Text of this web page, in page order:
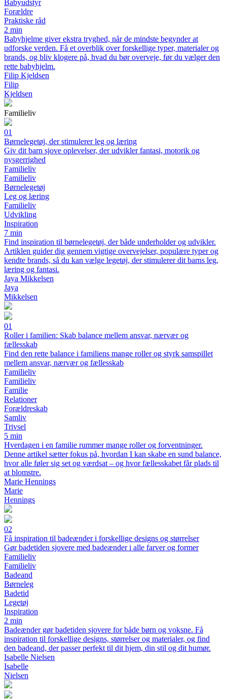
Babyudstyr
Forældre
Praktiske råd
2 min
Babyhjelme giver ekstra tryghed, når de mindste begynder at
udforske verden. Få et overblik over forskellige typer, materialer og
brands, og bliv klogere på, hvad du bør overveje, før du vælger den
rette babyhjelm.
Filip Kjeldsen
Filip
Kjeldsen
Familieliv
01
Børnelegetøj, der stimulerer leg og læring
Giv dit barn sjove oplevelser, der udvikler fantasi, motorik og
nysgerrighed
Familieliv
Familieliv
Børnelegetøj
Leg og læring
Familieliv
Udvikling
Inspiration
7 min
Find inspiration til børnelegetøj, der både underholder og udvikler.
Artiklen guider dig gennem vigtige overvejelser, populære typer og
kendte brands, så du kan vælge legetøj, der stimulerer dit barns leg,
læring og fantasi.
Jaya Mikkelsen
Jaya
Mikkelsen
01
Roller i familien: Skab balance mellem ansvar, nærvær og
fællesskab
Find den rette balance i familiens mange roller og styrk samspillet
mellem ansvar, nærvær og fællesskab
Familieliv
Familieliv
Familie
Relationer
Forældreskab
Samliv
Trivsel
5 min
Hverdagen i en familie rummer mange roller og forventninger.
Denne artikel sætter fokus på, hvordan I kan skabe en sund balance,
hvor alle føler sig set og værdsat – og hvor fællesskabet får plads til
at blomstre.
Marie Hennings
Marie
Hennings
02
Få inspiration til badeænder i forskellige designs og størrelser
Gør badetiden sjovere med badeænder i alle farver og former
Familieliv
Familieliv
Badeand
Børneleg
Badetid
Legetøj
Inspiration
2 min
Badeænder gør badetiden sjovere for både børn og voksne. Få
inspiration til forskellige designs, størrelser og materialer, og find
den badeand, der passer perfekt til dit hjem, din stil og dit humør.
Isabelle Nielsen
Isabelle
Nielsen